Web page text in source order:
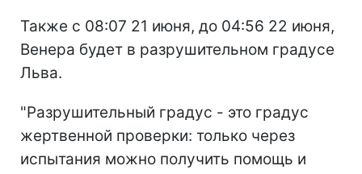
Также с 08:07 21 июня, до 04:56 22 июня,
Венера будет в разрушительном градусе
Льва.
"Разрушительный градус - это градус
жертвенной проверки: только через
испытания можно получить помощь и